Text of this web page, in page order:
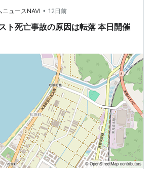
ニュースNAVI • 12日前
ト死亡事故の原因は転落 本日開催